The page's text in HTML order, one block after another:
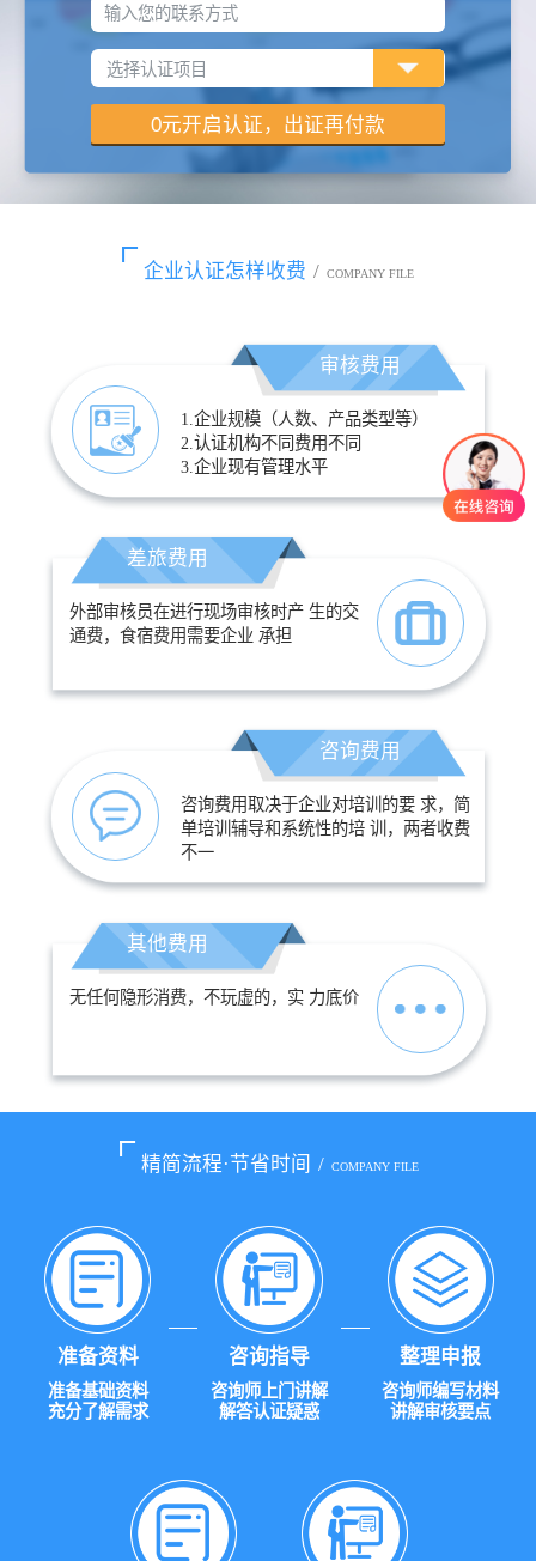
输入您的联系方式
企业认证怎样收费 / COMPANY FILE
审核费用
1.企业规模（人数、产品类型等）
2.认证机构不同费用不同
3.企业现有管理水平
差旅费用
外部审核员在进行现场审核时产 生的交
通费，食宿费用需要企业 承担
咨询费用
咨询费用取决于企业对培训的要 求，简
单培训辅导和系统性的培 训，两者收费
不一
其他费用
无任何隐形消费，不玩虚的，实 力底价
精简流程·节省时间 / COMPANY FILE
准备资料
准备基础资料
充分了解需求
咨询指导
咨询师上门讲解
解答认证疑惑
整理申报
咨询师编写材料
讲解审核要点